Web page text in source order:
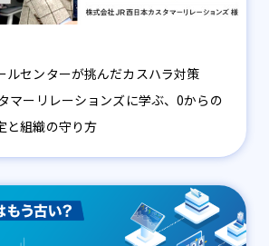
ルセンターが挑んだカスハラ対策
マーリレーションズに学ぶ、0からの
と組織の守り方